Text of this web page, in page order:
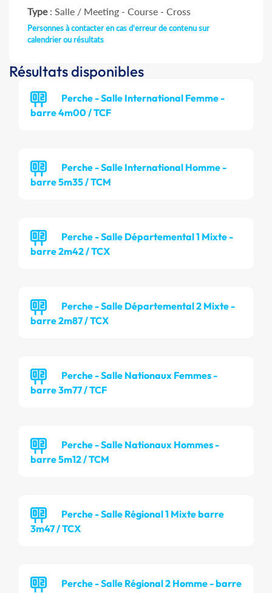
Type: Salle / Meeting - Course - Cross
Personnes à contacter en cas d'erreur de contenu sur
calendrier ou résultats
Résultats disponibles
Perche - Salle International Femme -
barre 4m00 / TCF
Perche - Salle International Homme -
barre 5m35 / TCM
Perche - Salle Départemental 1 Mixte -
barre 2m42 / TCX
Perche - Salle Départemental 2 Mixte -
barre 2m87 / TCX
Perche - Salle Nationaux Femmes -
barre 3m77 / TCF
Perche - Salle Nationaux Hommes -
barre 5m12 / TCM
Perche - Salle Régional 1 Mixte barre
3m47 / TCX
Perche - Salle Régional 2 Homme - barre